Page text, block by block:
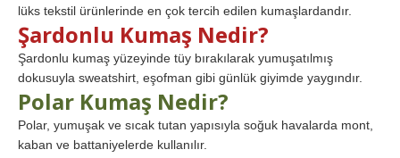
lüks tekstil ürünlerinde en çok tercih edilen kumaşlardandır.
Şardonlu Kumaş Nedir?
Şardonlu kumaş yüzeyinde tüy bırakılarak yumuşatılmış
dokusuyla sweatshirt, eşofman gibi günlük giyimde yaygındır.
Polar Kumaş Nedir?
Polar, yumuşak ve sıcak tutan yapısıyla soğuk havalarda mont,
kaban ve battaniyelerde kullanılır.